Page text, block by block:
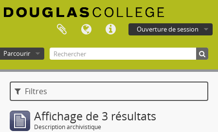
Ouverture de session
Parcourir
Filtres
Affichage de 3 résultats
Description archivistique